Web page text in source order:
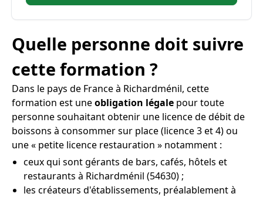
Quelle personne doit suivre
cette formation ?
Dans le pays de France à Richardménil, cette
formation est uneobligation légale pour toute
personne souhaitant obtenir une licence de débit de
boissons à consommer sur place (licence 3 et 4) ou
une « petite licence restauration » notamment :
ceux qui sont gérants de bars, cafés, hôtels et
restaurants à Richardménil (54630) ;
les créateurs d'établissements, préalablement à